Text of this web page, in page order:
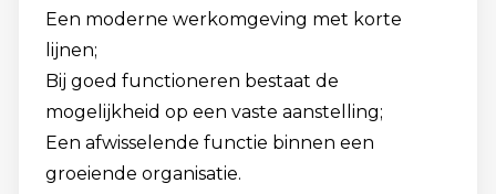
Een moderne werkomgeving met korte
lijnen;
Bij goed functioneren bestaat de
mogelijkheid op een vaste aanstelling;
Een afwisselende functie binnen een
groeiende organisatie.